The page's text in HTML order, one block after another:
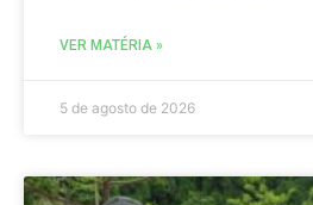
VER MATÉRIA »
5 de agosto de 2026